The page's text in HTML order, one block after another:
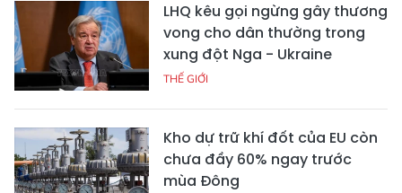
LHQ kêu gọi ngừng gây thương
vong cho dân thường trong
xung đột Nga - Ukraine
THẾ GIỚI
Kho dự trữ khí đốt của EU còn
chưa đầy 60% ngay trước
mùa Đông